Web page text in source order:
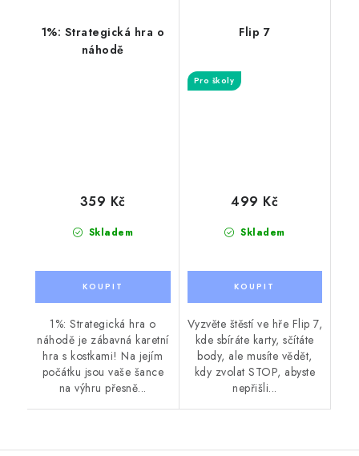
1%: Strategická hra o
náhodě
Skladem
359 Kč
1%: Strategická hra o
náhodě je zábavná karetní
hra s kostkami! Na jejím
počátku jsou vaše šance
na výhru přesně...
Flip 7
Pro školy
Skladem
499 Kč
Vyzvěte štěstí ve hře Flip 7,
kde sbíráte karty, sčítáte
body, ale musíte vědět,
kdy zvolat STOP, abyste
nepřišli...